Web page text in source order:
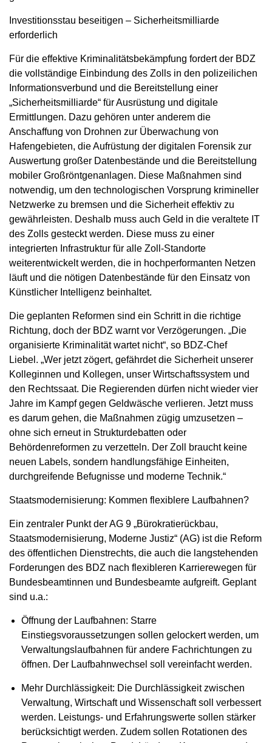
Investitionsstau beseitigen – Sicherheitsmilliarde
erforderlich
Für die effektive Kriminalitätsbekämpfung fordert der BDZ
die vollständige Einbindung des Zolls in den polizeilichen
Informationsverbund und die Bereitstellung einer
„Sicherheitsmilliarde“ für Ausrüstung und digitale
Ermittlungen. Dazu gehören unter anderem die
Anschaffung von Drohnen zur Überwachung von
Hafengebieten, die Aufrüstung der digitalen Forensik zur
Auswertung großer Datenbestände und die Bereitstellung
mobiler Großröntgenanlagen. Diese Maßnahmen sind
notwendig, um den technologischen Vorsprung krimineller
Netzwerke zu bremsen und die Sicherheit effektiv zu
gewährleisten. Deshalb muss auch Geld in die veraltete IT
des Zolls gesteckt werden. Diese muss zu einer
integrierten Infrastruktur für alle Zoll-Standorte
weiterentwickelt werden, die in hochperformanten Netzen
läuft und die nötigen Datenbestände für den Einsatz von
Künstlicher Intelligenz beinhaltet.
Die geplanten Reformen sind ein Schritt in die richtige
Richtung, doch der BDZ warnt vor Verzögerungen. „Die
organisierte Kriminalität wartet nicht“, so BDZ-Chef
Liebel. „Wer jetzt zögert, gefährdet die Sicherheit unserer
Kolleginnen und Kollegen, unser Wirtschaftssystem und
den Rechtssaat. Die Regierenden dürfen nicht wieder vier
Jahre im Kampf gegen Geldwäsche verlieren. Jetzt muss
es darum gehen, die Maßnahmen zügig umzusetzen –
ohne sich erneut in Strukturdebatten oder
Behördenreformen zu verzetteln. Der Zoll braucht keine
neuen Labels, sondern handlungsfähige Einheiten,
durchgreifende Befugnisse und moderne Technik.“
Staatsmodernisierung: Kommen flexiblere Laufbahnen?
Ein zentraler Punkt der AG 9 „Bürokratierückbau,
Staatsmodernisierung, Moderne Justiz“ (AG) ist die Reform
des öffentlichen Dienstrechts, die auch die langstehenden
Forderungen des BDZ nach flexibleren Karrierewegen für
Bundesbeamtinnen und Bundesbeamte aufgreift. Geplant
sind u.a.:
Öffnung der Laufbahnen: Starre
Einstiegsvoraussetzungen sollen gelockert werden, um
Verwaltungslaufbahnen für andere Fachrichtungen zu
öffnen. Der Laufbahnwechsel soll vereinfacht werden.
Mehr Durchlässigkeit: Die Durchlässigkeit zwischen
Verwaltung, Wirtschaft und Wissenschaft soll verbessert
werden. Leistungs- und Erfahrungswerte sollen stärker
berücksichtigt werden. Zudem sollen Rotationen des